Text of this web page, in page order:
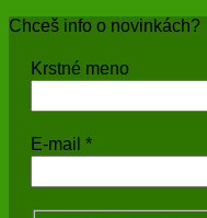
Chceš info o novinkách?
Krstné meno
E-mail *